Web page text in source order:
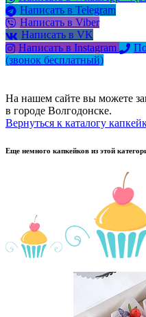
Написать в Telegram
Написать в Viber
Написать в VK
Написать в Instagram
(звонок бесплатный)
На нашем сайте вы можете
в городе Волгодонске.
Вернуться к каталогу
Еще немного капкейков из этой